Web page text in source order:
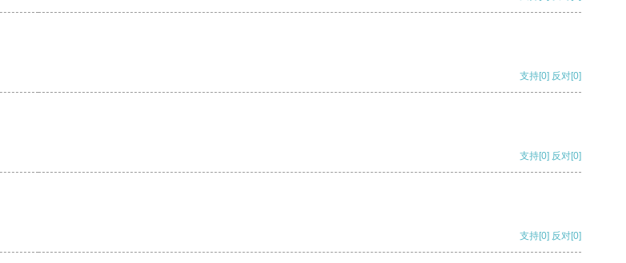
支持[0] 反对[0]
支持[0] 反对[0]
支持[0] 反对[0]